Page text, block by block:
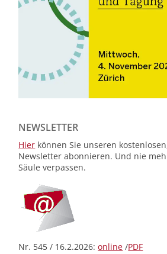
NEWSLETTER
Hier können Sie unseren
Newsletter abonnieren. Und nie
Säule verpassen.
Nr. 545 / 16.2.2026:online /PDF